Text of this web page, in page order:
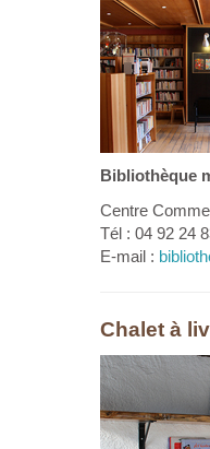
Bibliothèque
Centre
Tél : 04 92 24
E-mail :
Chalet à